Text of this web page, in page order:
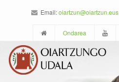
Email:oiartzun@oiartzun.eus
Ondarea